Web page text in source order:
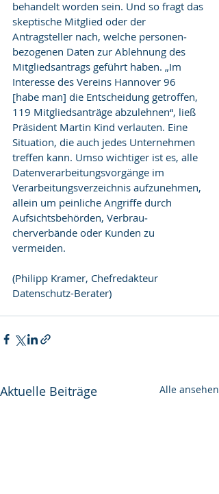
behandelt worden sein. Und so fragt das
skeptische Mitglied oder der
Antragsteller nach, welche personen­
bezogenen Daten zur Ablehnung des
Mitgliedsantrags geführt haben. „Im
Interesse des Vereins Hannover 96
[habe man] die Entscheidung getroffen,
119 Mitgliedsanträge abzu­lehnen“, ließ
Präsident Martin Kind verlauten. Eine
Situation, die auch jedes Unternehmen
treffen kann. Umso wichtiger ist es, alle
Datenverarbeitungsvorgänge im
Verarbeitungs­verzeichnis aufzunehmen,
allein um peinliche Angriffe durch
Aufsichtsbehörden, Ver­brau­
cherverbände oder Kunden zu
vermeiden.
(Philipp Kramer, Chefredakteur
Datenschutz-Berater)
Aktuelle Beiträge Alle ansehen